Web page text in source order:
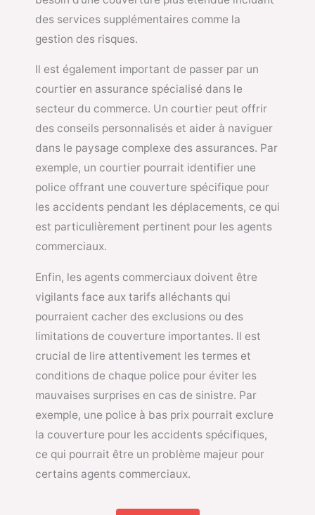
des services supplémentaires comme la
gestion des risques.
Il est également important de passer par un
courtier en assurance spécialisé dans le
secteur du commerce. Un courtier peut offrir
des conseils personnalisés et aider à naviguer
dans le paysage complexe des assurances. Par
exemple, un courtier pourrait identifier une
police offrant une couverture spécifique pour
les accidents pendant les déplacements, ce qui
est particulièrement pertinent pour les agents
commerciaux.
Enfin, les agents commerciaux doivent être
vigilants face aux tarifs alléchants qui
pourraient cacher des exclusions ou des
limitations de couverture importantes. Il est
crucial de lire attentivement les termes et
conditions de chaque police pour éviter les
mauvaises surprises en cas de sinistre. Par
exemple, une police à bas prix pourrait exclure
la couverture pour les accidents spécifiques,
ce qui pourrait être un problème majeur pour
certains agents commerciaux.